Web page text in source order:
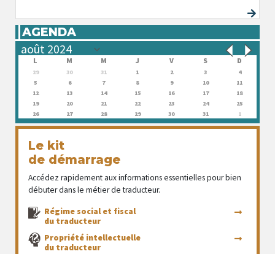
AGENDA
L M M J V S D
29 30 31 1 2 3
4
5
6 7 8 9 10
11
12
13 14 15 16 17
18
19
20 21 22 23 24
25
26
27 28 29 30 31 1
Le kit
de démarrage
Accédez rapidement aux informations essentielles pour bien
débuter dans le métier de traducteur.
Régime social et fiscal
du traducteur
Propriété intellectuelle
du traducteur